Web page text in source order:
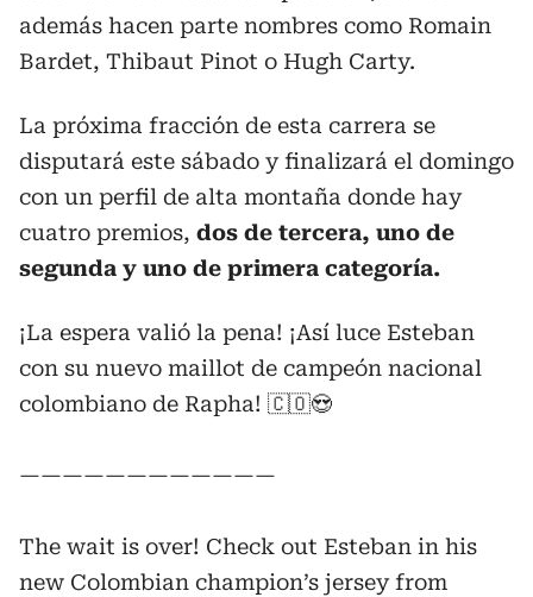
además hacen parte nombres como Romain
Bardet, Thibaut Pinot o Hugh Carty.
La próxima fracción de esta carrera se
disputará este sábado y finalizará el domingo
con un perfil de alta montaña donde hay
cuatro premios, dos de tercera, uno de
segunda y uno de primera categoría.
¡La espera valió la pena! ¡Así luce Esteban
con su nuevo maillot de campeón nacional
colombiano de Rapha! 🇨🇴😍
————————————
The wait is over! Check out Esteban in his
new Colombian champion’s jersey from